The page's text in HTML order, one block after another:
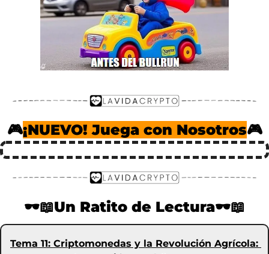
🎮¡NUEVO! Juega con Nosotros🎮
🕶️📖Un Ratito de Lectura🕶️📖
Tema 11: Criptomonedas y la Revolución Agrícola: